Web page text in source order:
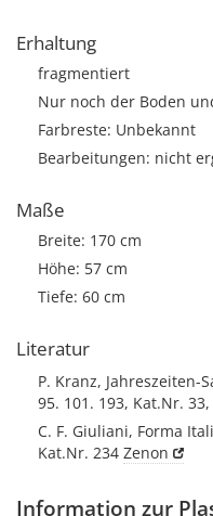
Erhaltung
fragmentiert
Nur noch der Boden
Farbreste: Unbekannt
Bearbeitungen: nicht
Maße
Breite: 170 cm
Höhe: 57 cm
Tiefe: 60 cm
Literatur
P. Kranz, Jahreszeiten-
95. 101. 193, Kat.Nr.
C. F. Giuliani, Forma
Kat.Nr. 234 Zenon
Information zur